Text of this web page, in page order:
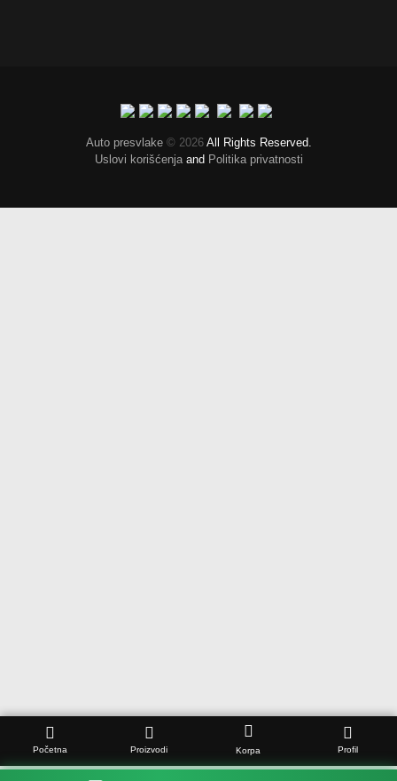
Auto presvlake© 2026 All Rights Reserved.
Uslovi korišćenja and Politika privatnosti
Početna Proizvodi Korpa Profil